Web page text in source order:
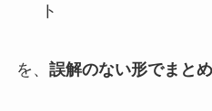
ト
を、 誤解のない形でまとめ